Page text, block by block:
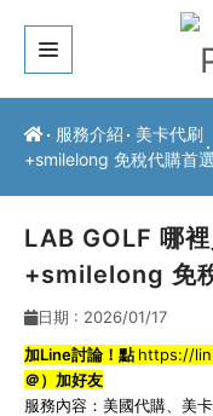
關於我們
服務介紹
常見問題
最新公告
聯絡方式
服務介紹 美卡代刷
+smilelong 免稅代購首選
LAB GOLF 哪
+smilelong 免
日期 : 2026/01/17
加Line討論！點 https://
＠）加好友
服務內容： 美國代購 美